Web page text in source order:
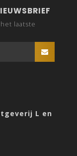
laatste
L en